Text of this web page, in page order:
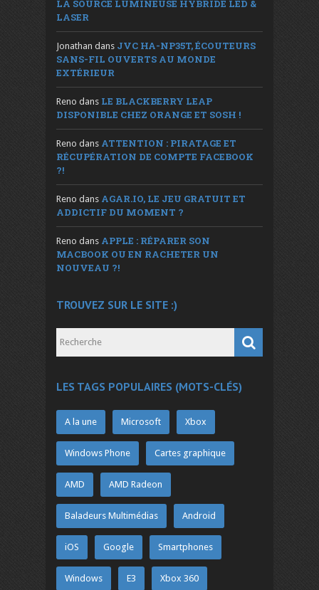
LA SOURCE LUMINEUSE HYBRIDE LED &
LASER
Jonathan dans JVC HA-NP35T, ÉCOUTEURS
SANS-FIL OUVERTS AU MONDE
EXTÉRIEUR
Reno dans LE BLACKBERRY LEAP
DISPONIBLE CHEZ ORANGE ET SOSH !
Reno dans ATTENTION : PIRATAGE ET
RÉCUPÉRATION DE COMPTE FACEBOOK
?!
Reno dans AGAR.IO, LE JEU GRATUIT ET
ADDICTIF DU MOMENT ?
Reno dans APPLE : RÉPARER SON
MACBOOK OU EN RACHETER UN
NOUVEAU ?!
TROUVEZ SUR LE SITE :)
LES TAGS POPULAIRES (MOTS-CLÉS)
A la une Microsoft Xbox
Windows Phone Cartes graphique
AMD AMD Radeon
Baladeurs Multimédias Android
iOS Google Smartphones
Windows E3 Xbox 360